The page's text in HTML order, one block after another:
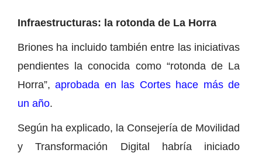
Infraestructuras: la rotonda de La Horra
Briones ha incluido también entre las iniciativas
pendientes la conocida como “rotonda de La
Horra”,aprobada en las Cortes hace más de
un año.
Según ha explicado, la Consejería de Movilidad
y Transformación Digital habría iniciado